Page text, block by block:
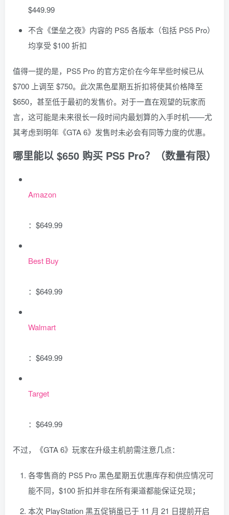
$449.99
不含《堡垒之夜》内容的 PS5 各版本（包括 PS5 Pro）
均享受 $100 折扣
值得一提的是，PS5 Pro 的官方定价在今年早些时候已从
$700 上调至 $750。此次黑色星期五折扣将使其价格降至
$650，甚至低于最初的发售价。对于一直在观望的玩家而
言，这可能是未来很长一段时间内最划算的入手时机——尤
其考虑到明年《GTA 6》发售时未必会有同等力度的优惠。
哪里能以 $650 购买 PS5 Pro？（数量有限）
Amazon
：$649.99
Best Buy
：$649.99
Walmart
：$649.99
Target
：$649.99
不过，《GTA 6》玩家在升级主机前需注意几点：
各零售商的 PS5 Pro 黑色星期五优惠库存和供应情况可
能不同，$100 折扣并非在所有渠道都能保证兑现；
本次 PlayStation 黑五促销虽已于 11 月 21 日提前开启